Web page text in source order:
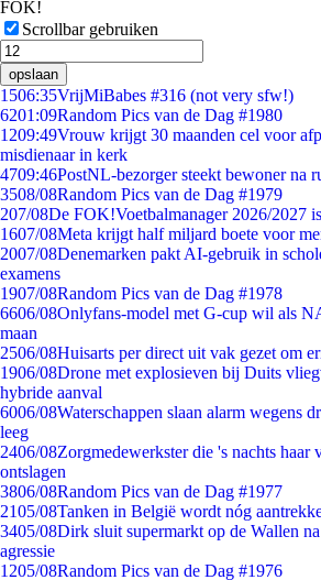
FOK!
Scrollbar gebruiken
opslaan
1506:35VrijMiBabes #316 (not very sfw!)
6201:09Random Pics van de Dag #1980
1209:49Vrouw krijgt 30 maanden cel voor
misdienaar in kerk
4709:46PostNL-bezorger steekt bewoner na
3508/08Random Pics van de Dag #1979
207/08De FOK!Voetbalmanager 2026/2027
1607/08Meta krijgt half miljard boete voor
2007/08Denemarken pakt AI-gebruik in
examens
1907/08Random Pics van de Dag #1978
6606/08Onlyfans-model met G-cup wil als
maan
2506/08Huisarts per direct uit vak gezet om
1906/08Drone met explosieven bij Duits
hybride aanval
6006/08Waterschappen slaan alarm wegens
leeg
2406/08Zorgmedewerkster die 's nachts haar
ontslagen
3806/08Random Pics van de Dag #1977
2105/08Tanken in België wordt nóg
3405/08Dirk sluit supermarkt op de Wallen
agressie
1205/08Random Pics van de Dag #1976